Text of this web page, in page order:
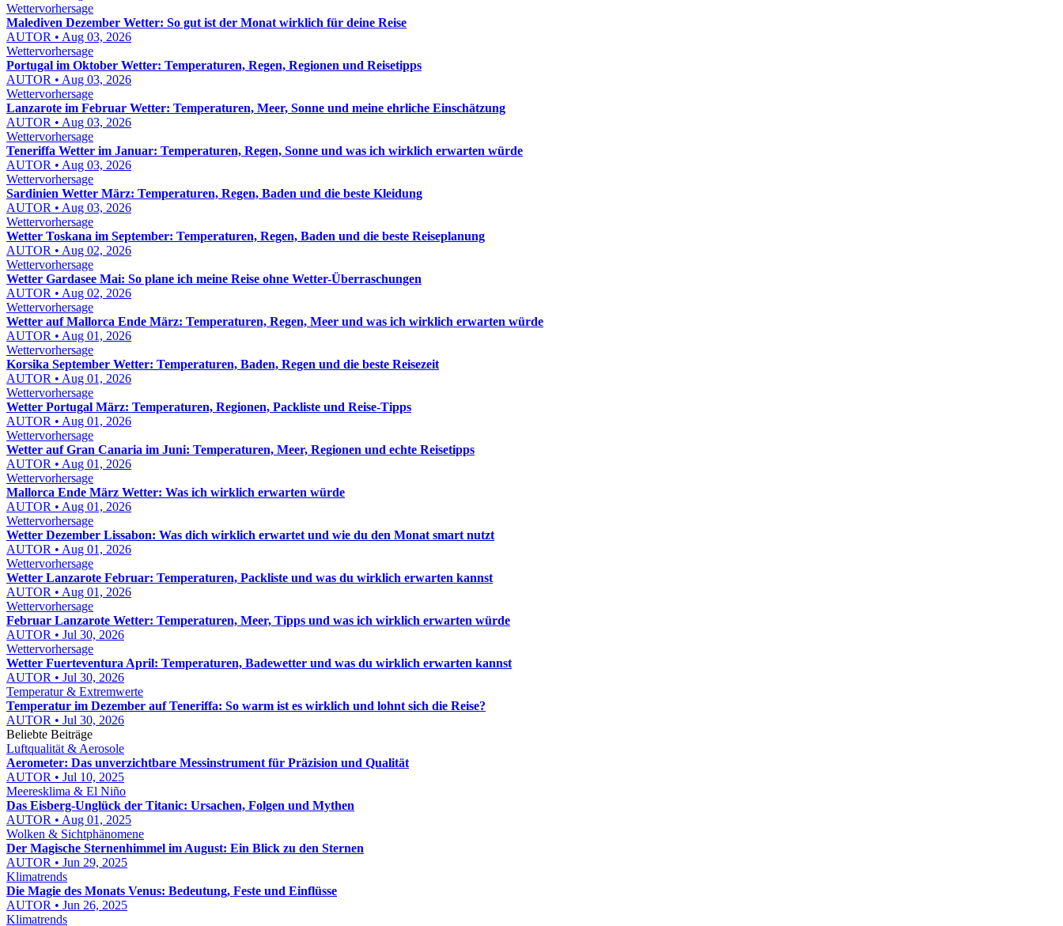
Wettervorhersage
Malediven Dezember Wetter: So gut ist der Monat wirklich für deine Reise
AUTOR • Aug 03, 2026
Wettervorhersage
Portugal im Oktober Wetter: Temperaturen, Regen, Regionen und Reisetipps
AUTOR • Aug 03, 2026
Wettervorhersage
Lanzarote im Februar Wetter: Temperaturen, Meer, Sonne und meine ehrliche Einschätzung
AUTOR • Aug 03, 2026
Wettervorhersage
Teneriffa Wetter im Januar: Temperaturen, Regen, Sonne und was ich wirklich erwarten würde
AUTOR • Aug 03, 2026
Wettervorhersage
Sardinien Wetter März: Temperaturen, Regen, Baden und die beste Kleidung
AUTOR • Aug 03, 2026
Wettervorhersage
Wetter Toskana im September: Temperaturen, Regen, Baden und die beste Reiseplanung
AUTOR • Aug 02, 2026
Wettervorhersage
Wetter Gardasee Mai: So plane ich meine Reise ohne Wetter-Überraschungen
AUTOR • Aug 02, 2026
Wettervorhersage
Wetter auf Mallorca Ende März: Temperaturen, Regen, Meer und was ich wirklich erwarten würde
AUTOR • Aug 01, 2026
Wettervorhersage
Korsika September Wetter: Temperaturen, Baden, Regen und die beste Reisezeit
AUTOR • Aug 01, 2026
Wettervorhersage
Wetter Portugal März: Temperaturen, Regionen, Packliste und Reise-Tipps
AUTOR • Aug 01, 2026
Wettervorhersage
Wetter auf Gran Canaria im Juni: Temperaturen, Meer, Regionen und echte Reisetipps
AUTOR • Aug 01, 2026
Wettervorhersage
Mallorca Ende März Wetter: Was ich wirklich erwarten würde
AUTOR • Aug 01, 2026
Wettervorhersage
Wetter Dezember Lissabon: Was dich wirklich erwartet und wie du den Monat smart nutzt
AUTOR • Aug 01, 2026
Wettervorhersage
Wetter Lanzarote Februar: Temperaturen, Packliste und was du wirklich erwarten kannst
AUTOR • Aug 01, 2026
Wettervorhersage
Februar Lanzarote Wetter: Temperaturen, Meer, Tipps und was ich wirklich erwarten würde
AUTOR • Jul 30, 2026
Wettervorhersage
Wetter Fuerteventura April: Temperaturen, Badewetter und was du wirklich erwarten kannst
AUTOR • Jul 30, 2026
Temperatur & Extremwerte
Temperatur im Dezember auf Teneriffa: So warm ist es wirklich und lohnt sich die Reise?
AUTOR • Jul 30, 2026
Beliebte Beiträge
Luftqualität & Aerosole
Aerometer: Das unverzichtbare Messinstrument für Präzision und Qualität
AUTOR • Jul 10, 2025
Meeresklima & El Niño
Das Eisberg-Unglück der Titanic: Ursachen, Folgen und Mythen
AUTOR • Aug 01, 2025
Wolken & Sichtphänomene
Der Magische Sternenhimmel im August: Ein Blick zu den Sternen
AUTOR • Jun 29, 2025
Klimatrends
Die Magie des Monats Venus: Bedeutung, Feste und Einflüsse
AUTOR • Jun 26, 2025
Klimatrends